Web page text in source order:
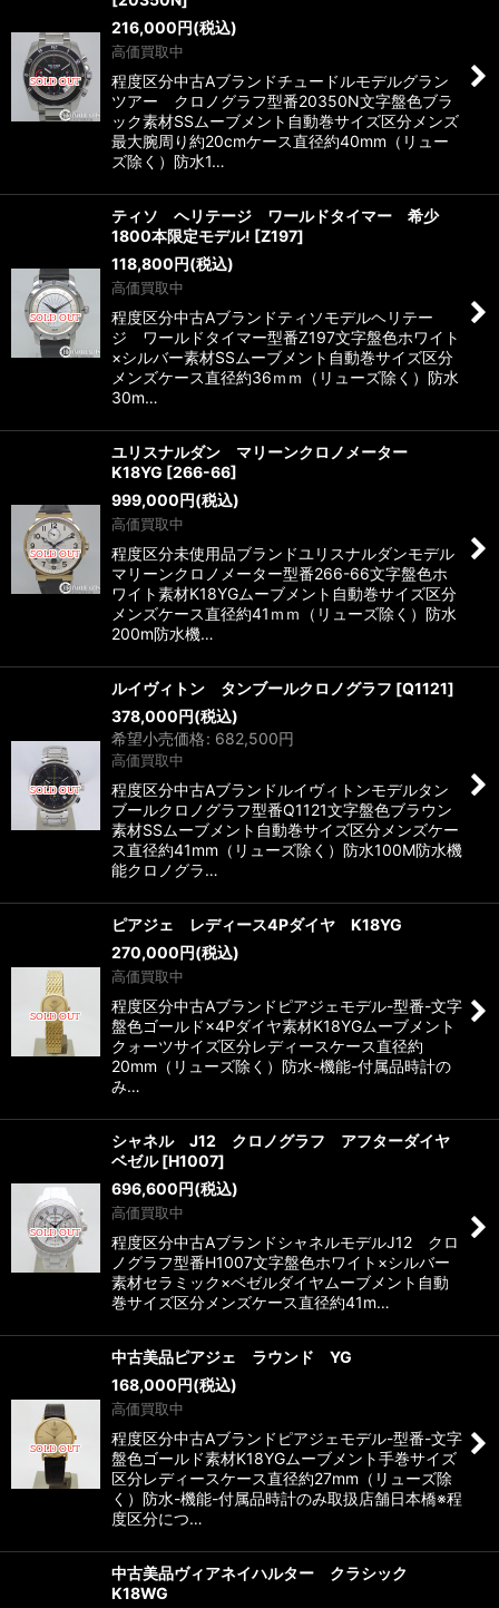
216,000円(税込)
高価買取中
程度区分中古Aブランドチュードルモデルグラン
ツアー クロノグラフ型番20350N文字盤色ブラ
ック素材SSムーブメント自動巻サイズ区分メンズ
最大腕周り約20cmケース直径約40mm（リュー
ズ除く）防水1…
ティソ ヘリテージ ワールドタイマー 希少
1800本限定モデル! [Z197]
118,800円(税込)
高価買取中
程度区分中古Aブランドティソモデルヘリテー
ジ ワールドタイマー型番Z197文字盤色ホワイト
×シルバー素材SSムーブメント自動巻サイズ区分
メンズケース直径約36ｍｍ（リューズ除く）防水
30m…
ユリスナルダン マリーンクロノメーター
K18YG [266-66]
999,000円(税込)
高価買取中
程度区分未使用品ブランドユリスナルダンモデル
マリーンクロノメーター型番266-66文字盤色ホ
ワイト素材K18YGムーブメント自動巻サイズ区分
メンズケース直径約41ｍｍ（リューズ除く）防水
200m防水機…
ルイヴィトン タンブールクロノグラフ [Q1121]
378,000円(税込)
希望小売価格: 682,500円
高価買取中
程度区分中古Aブランドルイヴィトンモデルタン
ブールクロノグラフ型番Q1121文字盤色ブラウン
素材SSムーブメント自動巻サイズ区分メンズケー
ス直径約41mm（リューズ除く）防水100M防水機
能クロノグラ…
ピアジェ レディース4Pダイヤ K18YG
270,000円(税込)
高価買取中
程度区分中古Aブランドピアジェモデル-型番-文字
盤色ゴールド×4Pダイヤ素材K18YGムーブメント
クォーツサイズ区分レディースケース直径約
20mm（リューズ除く）防水-機能-付属品時計の
み…
シャネル J12 クロノグラフ アフターダイヤ
ベゼル [H1007]
696,600円(税込)
高価買取中
程度区分中古AブランドシャネルモデルJ12 クロ
ノグラフ型番H1007文字盤色ホワイト×シルバー
素材セラミック×ベゼルダイヤムーブメント自動
巻サイズ区分メンズケース直径約41m…
中古美品ピアジェ ラウンド YG
168,000円(税込)
高価買取中
程度区分中古Aブランドピアジェモデル-型番-文字
盤色ゴールド素材K18YGムーブメント手巻サイズ
区分レディースケース直径約27mm（リューズ除
く）防水-機能-付属品時計のみ取扱店舗日本橋※程
度区分につ…
中古美品ヴィアネイハルター クラシック
K18WG